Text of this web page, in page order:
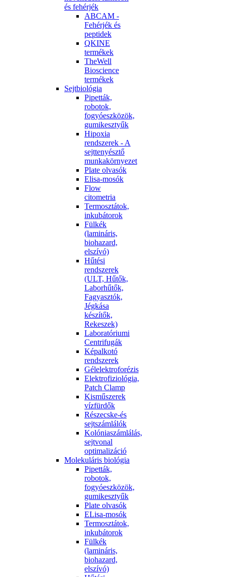
és fehérjék
ABCAM -
Fehérjék és
peptidek
QKINE
termékek
TheWell
Bioscience
termékek
Sejtbiológia
Pipetták,
robotok,
fogyóeszközök,
gumikesztyűk
Hipoxia
rendszerek - A
sejttenyésztő
munkakörnyezet
Plate olvasók
Elisa-mosók
Flow
citometria
Termosztátok,
inkubátorok
Fülkék
(lamináris,
biohazard,
elszívó)
Hűtési
rendszerek
(ULT, Hűtők,
Laborhűtők,
Fagyasztók,
Jégkása
készítők,
Rekeszek)
Laboratóriumi
Centrifugák
Képalkotó
rendszerek
Gélelektroforézis
Elektrofiziológia,
Patch Clamp
Kisműszerek
vízfürdők
Részecske-és
sejtszámlálók
Kolóniaszámlálás,
sejtvonal
optimalizáció
Molekuláris biológia
Pipetták,
robotok,
fogyóeszközök,
gumikesztyűk
Plate olvasók
ELisa-mosók
Termosztátok,
inkubátorok
Fülkék
(lamináris,
biohazard,
elszívó)